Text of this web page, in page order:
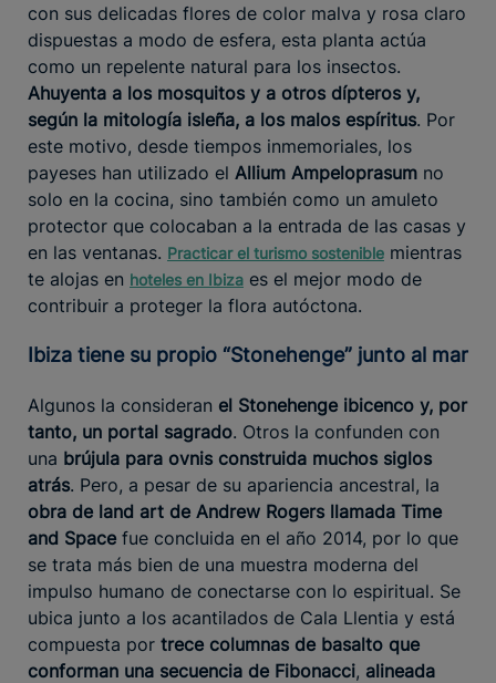
con sus delicadas flores de color malva y rosa claro
dispuestas a modo de esfera, esta planta actúa
como un repelente natural para los insectos.
Ahuyenta a los mosquitos y a otros dípteros y,
según la mitología isleña, a los malos espíritus. Por
este motivo, desde tiempos inmemoriales, los
payeses han utilizado el Allium Ampeloprasum no
solo en la cocina, sino también como un amuleto
protector que colocaban a la entrada de las casas y
en las ventanas. Practicar el turismo sostenible mientras
te alojas en hoteles en Ibiza es el mejor modo de
contribuir a proteger la flora autóctona.
Ibiza tiene su propio “Stonehenge” junto al mar
Algunos la consideran el Stonehenge ibicenco y, por
tanto, un portal sagrado. Otros la confunden con
una brújula para ovnis construida muchos siglos
atrás. Pero, a pesar de su apariencia ancestral, la
obra de land art de Andrew Rogers llamada Time
and Space fue concluida en el año 2014, por lo que
se trata más bien de una muestra moderna del
impulso humano de conectarse con lo espiritual. Se
ubica junto a los acantilados de Cala Llentia y está
compuesta por trece columnas de basalto que
conforman una secuencia de Fibonacci, alineada